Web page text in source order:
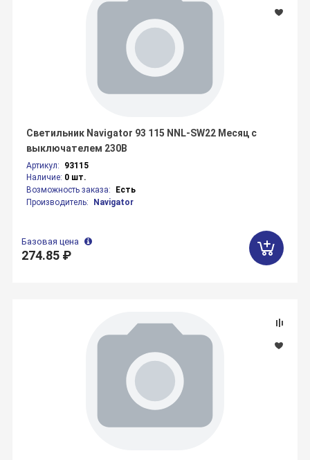
Артикул:
93115
Наличие: 0 шт.
Возможность заказа:
Есть
Производитель:
Navigator
Светильник Navigator 93 115 NNL-SW22 Месяц с
выключателем 230В
Базовая цена
274.85 ₽